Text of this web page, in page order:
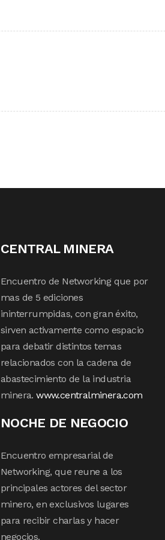
CENTRAL MINERA
Encuentro de Networking que por
mas de 5 ediciones
ininterrumpidas, con gran éxito,
sirven activamente como espacio
para debatir distintos temas
relacionados con la cadena de
abastecimiento de la industria
minera.www.centralminera.com
NOCHE DE NEGOCIO
Encuentro empresarial de
Networking, que reune a los
principales actores del sector
minero, en exclusivos lugares
para recibir charlas y hacer
negocios.